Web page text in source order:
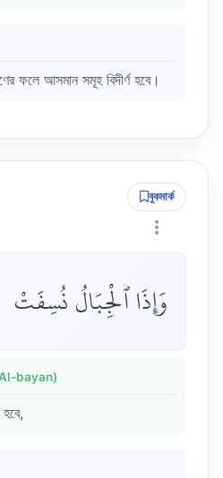
ফলে আসমান সমূহ বিদীর্ণ হবে।
বুকমার্ক
وَإِذَا ٱلْجِبَالُ نُسِفَتْ
Al-bayan)